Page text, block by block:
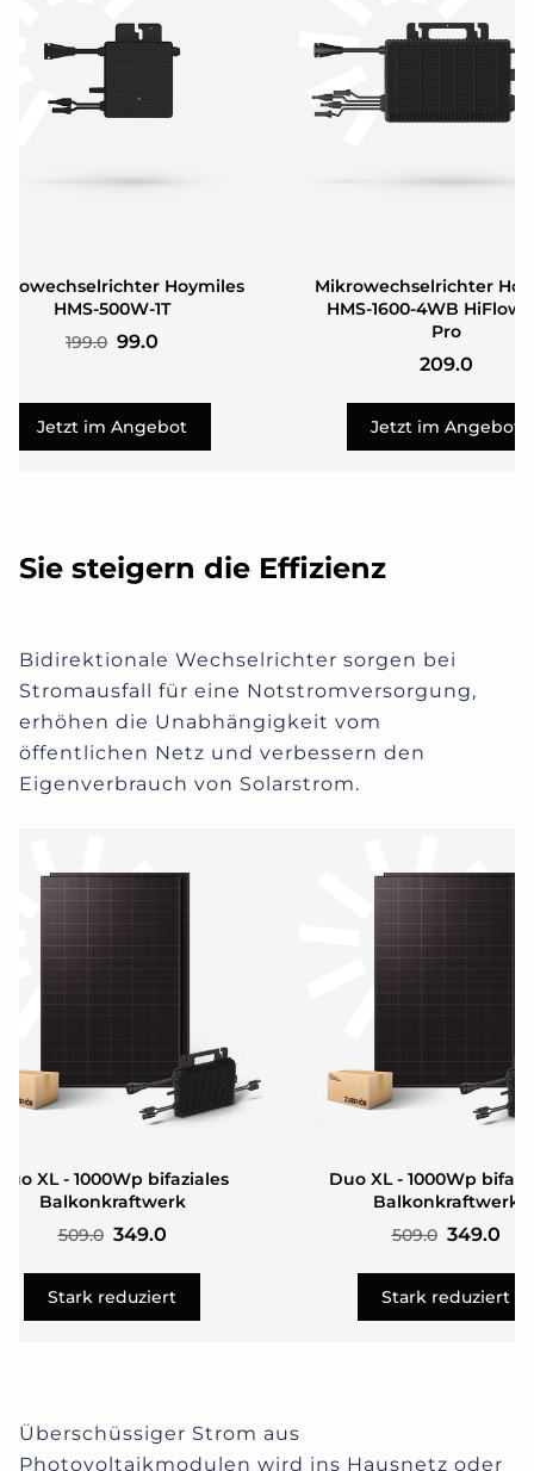
Hoymiles
HMS-500W-1T
199.0 99.0
Jetzt im Angebot
Mikrowechselrichter
HMS-1600-4WB HiFlow
Pro
209.0
Jetzt im Angebot
Sie steigern die Effizienz
Bidirektionale Wechselrichter sorgen bei
Stromausfall für eine Notstromversorgung,
erhöhen die Unabhängigkeit vom
öffentlichen Netz und verbessern den
Eigenverbrauch von Solarstrom.
XL - 1000Wp bifaziales
Balkonkraftwerk
509.0 349.0
Stark reduziert
Duo XL - 1000Wp
Balkonkraftwerk
509.0 349.0
Stark reduziert
Überschüssiger Strom aus
Photovoltaikmodulen wird ins Hausnetz oder